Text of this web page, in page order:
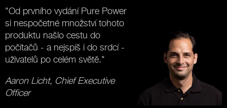
"Od prvního vydání Pure Power
si nespočetné množství tohoto
produktu našlo cestu do
počítačů - a nejspíš i do srdcí -
uživatelů po celém světě."
Aaron Licht, Chief Executive
Officer